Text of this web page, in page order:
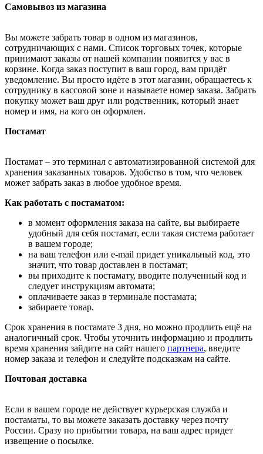
Самовывоз из магазина
Вы можете забрать товар в одном из магазинов,
сотрудничающих с нами. Список торговых точек, которые
принимают заказы от нашей компании появится у вас в
корзине. Когда заказ поступит в ваш город, вам придёт
уведомление. Вы просто идёте в этот магазин, обращаетесь к
сотруднику в кассовой зоне и называете номер заказа. Забрать
покупку может ваш друг или родственник, который знает
номер и имя, на кого он оформлен.
Постамат
Постамат – это терминал с автоматизированной системой для
хранения заказанных товаров. Удобство в том, что человек
может забрать заказ в любое удобное время.
Как работать с постаматом:
в момент оформления заказа на сайте, вы выбираете
удобный для себя постамат, если такая система работает
в вашем городе;
на ваш телефон или e-mail придет уникальный код, это
значит, что товар доставлен в постамат;
вы приходите к постамату, вводите полученный код и
следует инструкциям автомата;
оплачиваете заказ в терминале постамата;
забираете товар.
Срок хранения в постамате 3 дня, но можно продлить ещё на
аналогичный срок. Чтобы уточнить информацию и продлить
время хранения зайдите на сайт нашего партнера, введите
номер заказа и телефон и следуйте подсказкам на сайте.
Почтовая доставка
Если в вашем городе не действует курьерская служба и
постаматы, то вы можете заказать доставку через почту
России. Сразу по прибытии товара, на ваш адрес придет
извещение о посылке.